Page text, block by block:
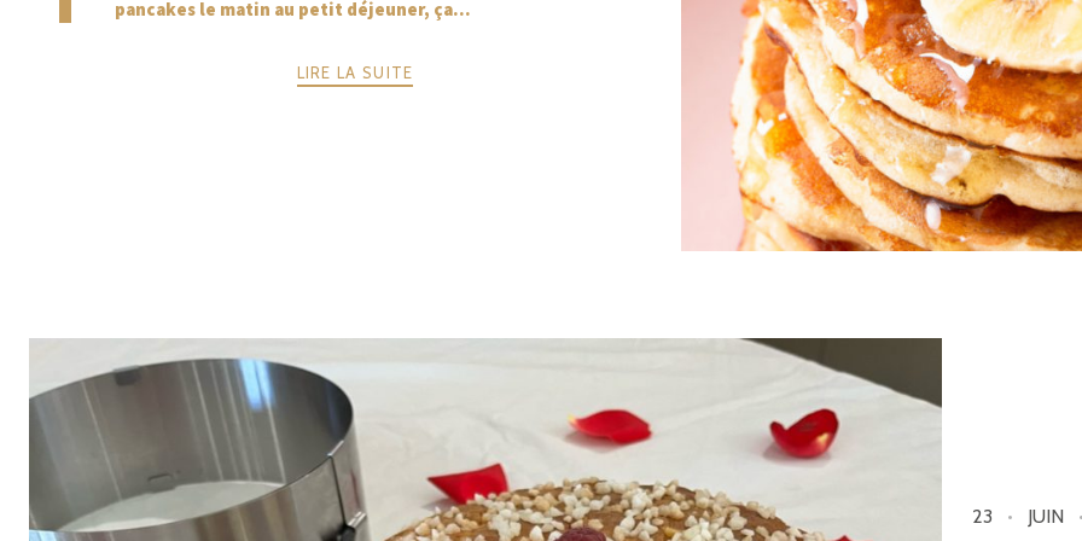
pancakes le matin au petit déjeuner, ça...
LIRE LA SUITE
23 JUIN